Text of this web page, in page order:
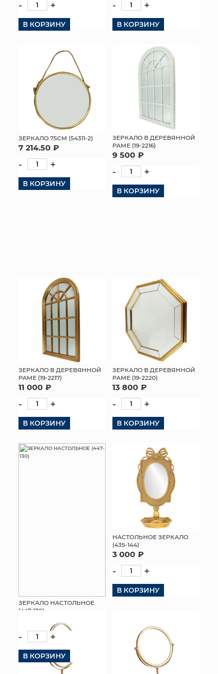
ДОСТАВКА И ОПЛАТА
- +
В КОРЗИНУ
- +
В КОРЗИНУ
ЗЕРКАЛО 75СМ (54311-2)
7 214.50 ₽
- +
В КОРЗИНУ
ЗЕРКАЛО В ДЕРЕВЯННОЙ
РАМЕ (19-2216)
9 500 ₽
- +
В КОРЗИНУ
ЗЕРКАЛО В ДЕРЕВЯННОЙ
РАМЕ (19-2217)
11 000 ₽
- +
В КОРЗИНУ
ЗЕРКАЛО В ДЕРЕВЯННОЙ
РАМЕ (19-2220)
13 800 ₽
- +
В КОРЗИНУ
ЗЕРКАЛО НАСТОЛЬНОЕ
(447-130)
- +
В КОРЗИНУ
НАСТОЛЬНОЕ ЗЕРКАЛО
(435-144)
3 000 ₽
- +
В КОРЗИНУ